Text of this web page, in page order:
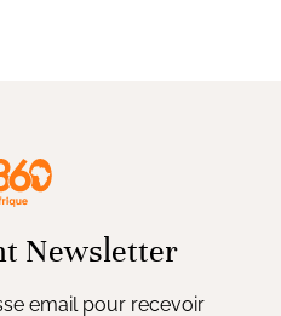
Newsletter
email pour recevoir